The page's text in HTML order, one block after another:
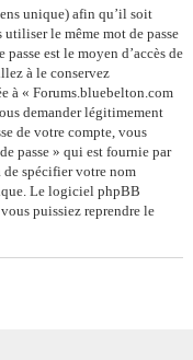
unique) afin qu’il soit
utiliser le même mot de passe
est le moyen d’accès de
à le conservez
à « Forums.bluebelton.com
demander légitimement
de votre compte, vous
passe » qui est fournie par
spécifier votre nom
Le logiciel phpBB
puissiez reprendre le